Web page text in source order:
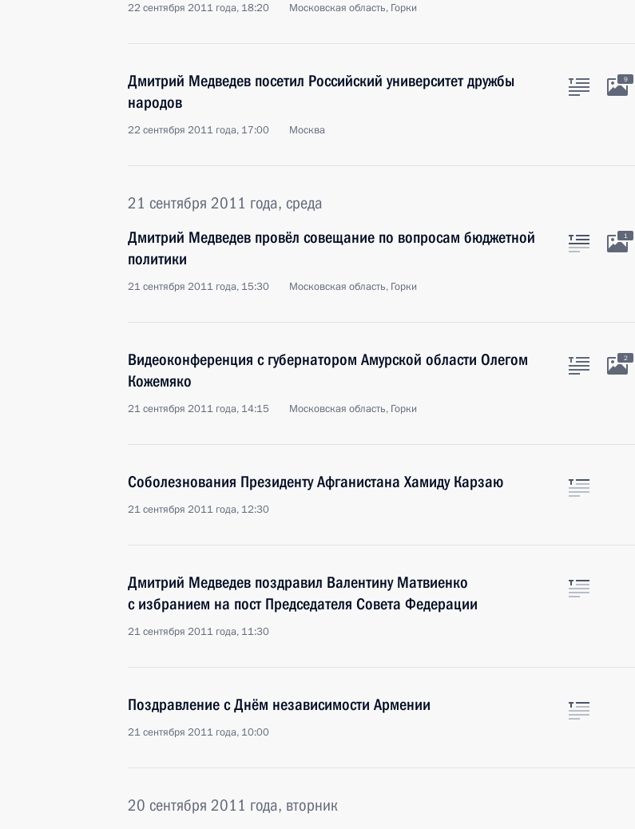
22 сентября 2011 года, 18:20 Московская область, Горки
Дмитрий Медведев посетил Российский университет дружбы
народов
22 сентября 2011 года, 17:00 Москва
9
21 сентября 2011 года, среда
Дмитрий Медведев провёл совещание по вопросам бюджетной
политики
21 сентября 2011 года, 15:30 Московская область, Горки
1
Видеоконференция с губернатором Амурской области Олегом
Кожемяко
21 сентября 2011 года, 14:15 Московская область, Горки
2
Соболезнования Президенту Афганистана Хамиду Карзаю
21 сентября 2011 года, 12:30
Дмитрий Медведев поздравил Валентину Матвиенко
с избранием на пост Председателя Совета Федерации
21 сентября 2011 года, 11:30
Поздравление с Днём независимости Армении
21 сентября 2011 года, 10:00
20 сентября 2011 года, вторник